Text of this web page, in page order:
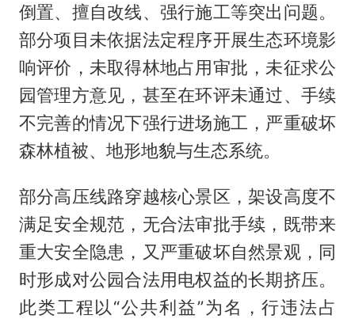
倒置、擅自改线、强行施工等突出问题。
部分项目未依据法定程序开展生态环境影
响评价，未取得林地占用审批，未征求公
园管理方意见，甚至在环评未通过、手续
不完善的情况下强行进场施工，严重破坏
森林植被、地形地貌与生态系统。
部分高压线路穿越核心景区，架设高度不
满足安全规范，无合法审批手续，既带来
重大安全隐患，又严重破坏自然景观，同
时形成对公园合法用电权益的长期挤压。
此类工程以“公共利益”为名，行违法占